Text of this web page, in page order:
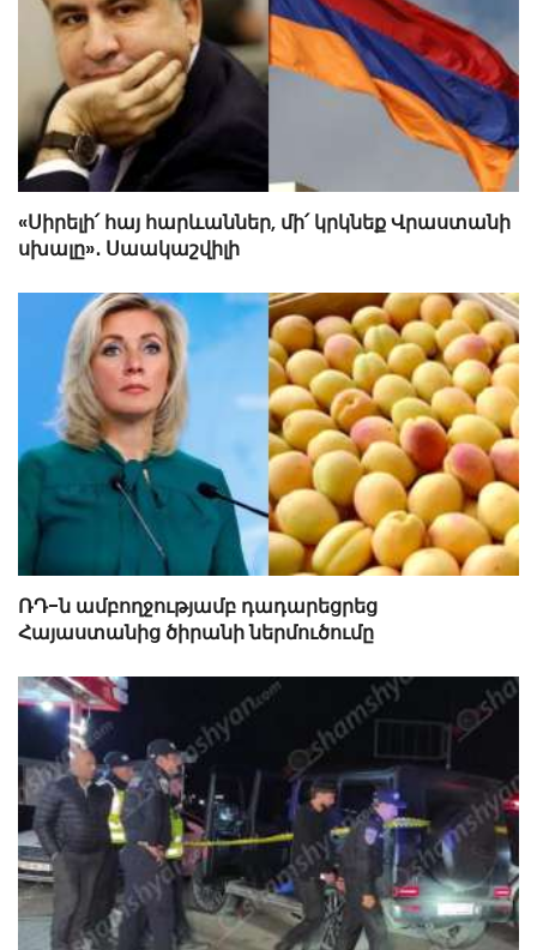
«Սիրելի՛ հայ հարևաններ, մի՛ կրկնեք Վրաստանի
սխալը»․ Սաակաշվիլի
ՌԴ-ն ամբողջությամբ դադարեցրեց
Հայաստանից ծիրանի ներմուծումը